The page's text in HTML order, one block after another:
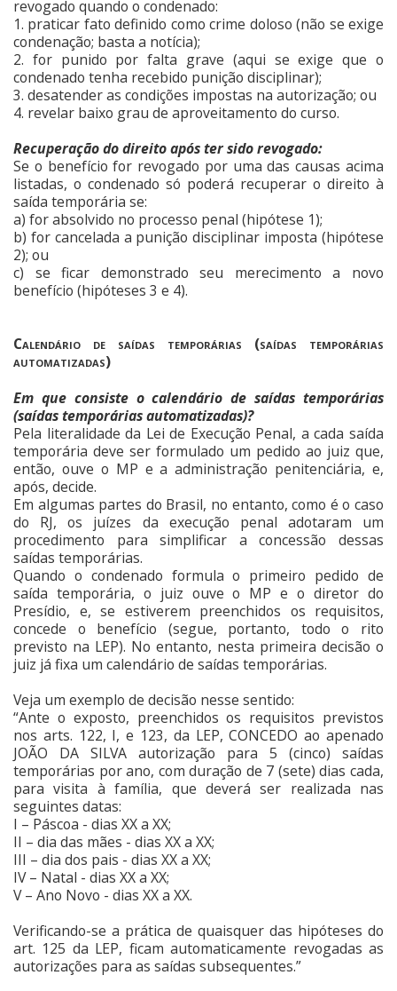
revogado quando o condenado:
1. praticar fato definido como crime doloso (não se exige
condenação; basta a notícia);
2. for punido por falta grave (aqui se exige que o
condenado tenha recebido punição disciplinar);
3. desatender as condições impostas na autorização; ou
4. revelar baixo grau de aproveitamento do curso.
Recuperação do direito após ter sido revogado:
Se o benefício for revogado por uma das causas acima
listadas, o condenado só poderá recuperar o direito à
saída temporária se:
a) for absolvido no processo penal (hipótese 1);
b) for cancelada a punição disciplinar imposta (hipótese
2); ou
c) se ficar demonstrado seu merecimento a novo
benefício (hipóteses 3 e 4).
Calendário de saídas temporárias (saídas temporárias
automatizadas)
Em que consiste o calendário de saídas temporárias
(saídas temporárias automatizadas)?
Pela literalidade da Lei de Execução Penal, a cada saída
temporária deve ser formulado um pedido ao juiz que,
então, ouve o MP e a administração penitenciária, e,
após, decide.
Em algumas partes do Brasil, no entanto, como é o caso
do RJ, os juízes da execução penal adotaram um
procedimento para simplificar a concessão dessas
saídas temporárias.
Quando o condenado formula o primeiro pedido de
saída temporária, o juiz ouve o MP e o diretor do
Presídio, e, se estiverem preenchidos os requisitos,
concede o benefício (segue, portanto, todo o rito
previsto na LEP). No entanto, nesta primeira decisão o
juiz já fixa um calendário de saídas temporárias.
Veja um exemplo de decisão nesse sentido:
“Ante o exposto, preenchidos os requisitos previstos
nos arts. 122, I, e 123, da LEP, CONCEDO ao apenado
JOÃO DA SILVA autorização para 5 (cinco) saídas
temporárias por ano, com duração de 7 (sete) dias cada,
para visita à família, que deverá ser realizada nas
seguintes datas:
I – Páscoa - dias XX a XX;
II – dia das mães - dias XX a XX;
III – dia dos pais - dias XX a XX;
IV – Natal - dias XX a XX;
V – Ano Novo - dias XX a XX.
Verificando-se a prática de quaisquer das hipóteses do
art. 125 da LEP, ficam automaticamente revogadas as
autorizações para as saídas subsequentes.”